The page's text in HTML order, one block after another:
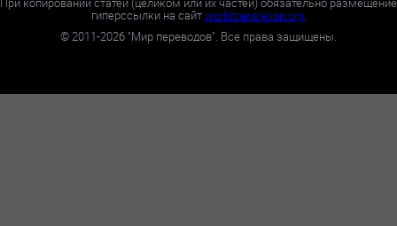
гиперссылки на сайтworldtranslation.org.
©2011-2026 "Мир переводов". Все права защищены.